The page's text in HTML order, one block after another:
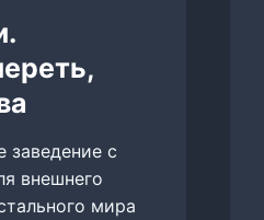
заведение с
внешнего
мира